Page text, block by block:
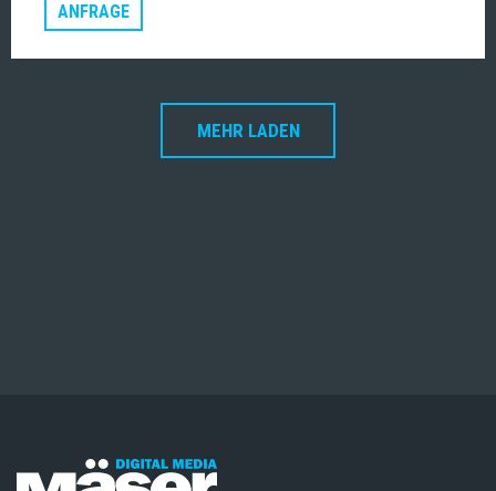
ANFRAGE
MEHR LADEN